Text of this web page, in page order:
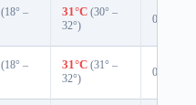
(18° –
31°C (30° –
32°)
0%
(18° –
31°C (31° –
32°)
0%